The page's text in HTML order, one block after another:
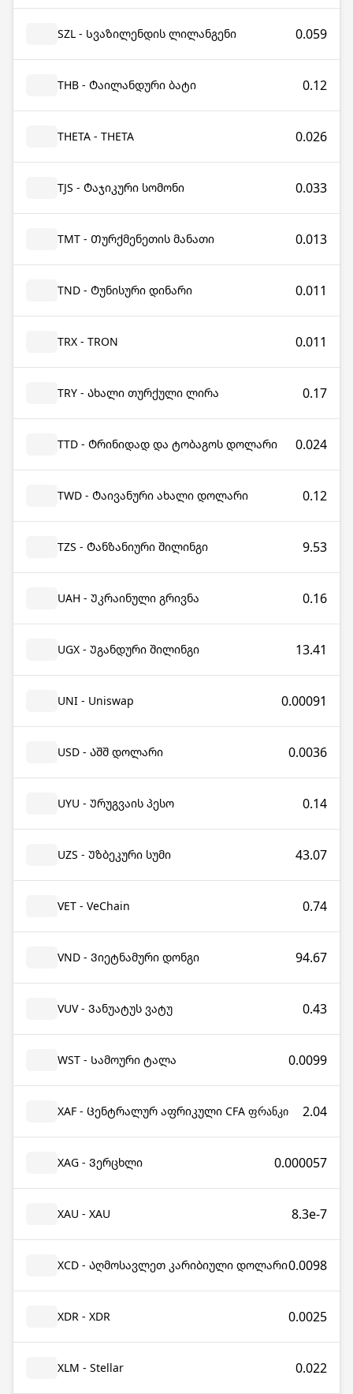
SZL - Სვაზილენდის ლილანგენი 0.059
THB - Ტაილანდური ბატი 0.12
THETA - THETA 0.026
TJS - Ტაჯიკური სომონი 0.033
TMT - Თურქმენეთის მანათი 0.013
TND - Ტუნისური დინარი 0.011
TRX - TRON 0.011
TRY - Ახალი თურქული ლირა 0.17
TTD - Ტრინიდად და ტობაგოს დოლარი 0.024
TWD - Ტაივანური ახალი დოლარი 0.12
TZS - Ტანზანიური შილინგი 9.53
UAH - Უკრაინული გრივნა 0.16
UGX - Უგანდური შილინგი 13.41
UNI - Uniswap 0.00091
USD - Აშშ დოლარი 0.0036
UYU - Ურუგვაის პესო 0.14
UZS - Უზბეკური სუმი 43.07
VET - VeChain 0.74
VND - Ვიეტნამური დონგი 94.67
VUV - Ვანუატუს ვატუ 0.43
WST - Სამოური ტალა 0.0099
XAF - Ცენტრალურ აფრიკული CFA ფრანკი 2.04
XAG - Ვერცხლი 0.000057
XAU - XAU 8.3e-7
XCD - Აღმოსავლეთ კარიბიული დოლარი0.0098
XDR - XDR 0.0025
XLM - Stellar 0.022